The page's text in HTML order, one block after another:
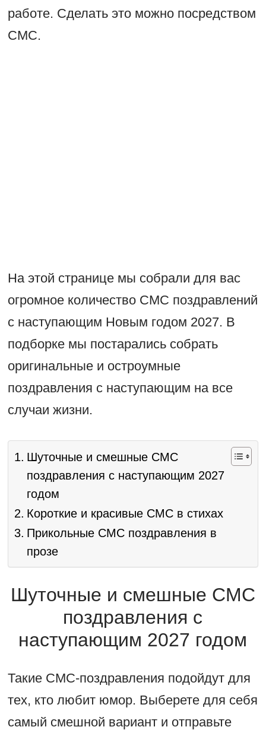
работе. Сделать это можно посредством
СМС.
На этой странице мы собрали для вас
огромное количество СМС поздравлений
с наступающим Новым годом 2027. В
подборке мы постарались собрать
оригинальные и остроумные
поздравления с наступающим на все
случаи жизни.
Шуточные и смешные СМС
поздравления с наступающим 2027
годом
Короткие и красивые СМС в стихах
Прикольные СМС поздравления в
прозе
Шуточные и смешные СМС
поздравления с
наступающим 2027 годом
Такие СМС-поздравления подойдут для
тех, кто любит юмор. Выберете для себя
самый смешной вариант и отправьте